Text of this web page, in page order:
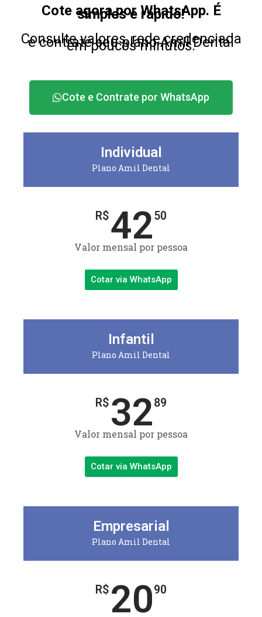
Cote agora por WhatsApp. É
simples e rápido!
Consulte valores, rede credenciada
e contrate seu plano Amil Dental
em poucos minutos.
Cote e Contrate por WhatsApp
Individual
Plano Amil Dental
R$4250
Valor mensal por pessoa
Cotar via WhatsApp
Infantil
Plano Amil Dental
R$ 3289
Valor mensal por pessoa
Cotar via WhatsApp
Empresarial
Plano Amil Dental
R$ 2090